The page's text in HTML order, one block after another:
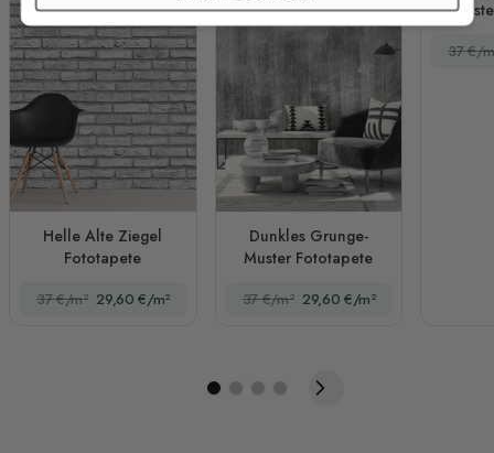
Helle Alte Ziegel
Fototapete
37 €/m² 29,60 €/m²
Dunkles Grunge-
Muster Fototapete
37 €/m² 29,60 €/m²
37 €/